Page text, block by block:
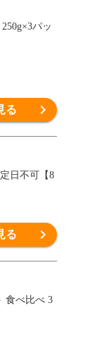
パッ
る
日不可【8
る
食べ比べ 3